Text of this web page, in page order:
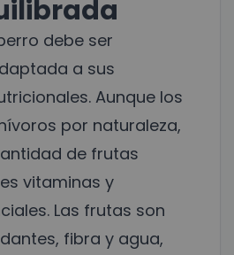
debe ser
a sus
Aunque los
por naturaleza,
de frutas
vitaminas y
Las frutas son
fibra y agua,